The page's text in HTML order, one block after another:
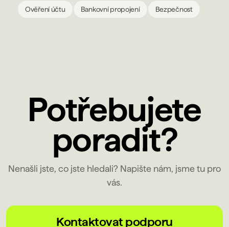
Ověření účtu Bankovní propojení Bezpečnost
Potřebujete
poradit?
Nenašli jste, co jste hledali? Napište nám, jsme tu pro
vás.
Kontaktovat podporu